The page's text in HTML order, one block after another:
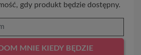
gdy produkt będzie dostępny.
MNIE KIEDY BĘDZIE